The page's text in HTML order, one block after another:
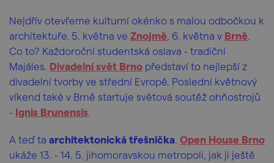
Nejdřív otevřeme kulturní okénko s malou odbočkou k
architektuře. 5. května ve Znojmě , 6. května v Brně.
Co to? Každoroční studentská oslava - tradiční
Majáles. Divadelní svět Brno představí to nejlepší z
divadelní tvorby ve střední Evropě. Poslední květnový
víkend také v Brně startuje světová soutěž ohňostrojů
- Ignis Brunensis.
A teď ta architektonická třešnička. Open House Brno
ukáže 13. - 14. 5. jihomoravskou metropoli, jak ji ještě